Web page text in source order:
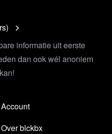
informatie uit eerste
dan ook wél anoniem
Account
Over blckbx